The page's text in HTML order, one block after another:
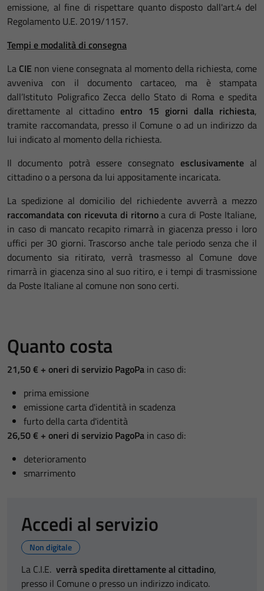
emissione, al fine di rispettare quanto disposto dall'art.4 del
Regolamento U.E. 2019/1157.
Tempi e modalità di consegna
La CIE non viene consegnata al momento della richiesta, come
avveniva con il documento cartaceo, ma è stampata
dall’Istituto Poligrafico Zecca dello Stato di Roma e spedita
direttamente al cittadino entro 15 giorni dalla richiesta,
tramite raccomandata, presso il Comune o ad un indirizzo da
lui indicato al momento della richiesta.
Il documento potrà essere consegnato esclusivamenteal
cittadino o a persona da lui appositamente incaricata.
La spedizione al domicilio del richiedente avverrà a mezzo
raccomandata con ricevuta di ritornoa cura di Poste Italiane,
in caso di mancato recapito rimarrà in giacenza presso i loro
uffici per 30 giorni. Trascorso anche tale periodo senza che il
documento sia ritirato, verrà trasmesso al Comune dove
rimarrà in giacenza sino al suo ritiro, e i tempi di trasmissione
da Poste Italiane al comune non sono certi.
Quanto costa
21,50 € + oneri di servizio PagoPa in caso di:
prima emissione
emissione carta d'identità in scadenza
furto della carta d'identità
26,50 € + oneri di servizio PagoPa in caso di:
deterioramento
smarrimento
Accedi al servizio
Non digitale
La C.I.E. verrà spedita direttamente al cittadino,
presso il Comune o presso un indirizzo indicato.